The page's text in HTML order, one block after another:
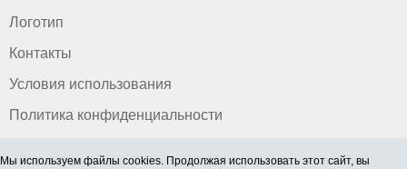
Логотип
Контакты
Условия использования
Политика конфиденциальности
Мы используем файлы cookies. Продолжая использовать этот сайт, вы